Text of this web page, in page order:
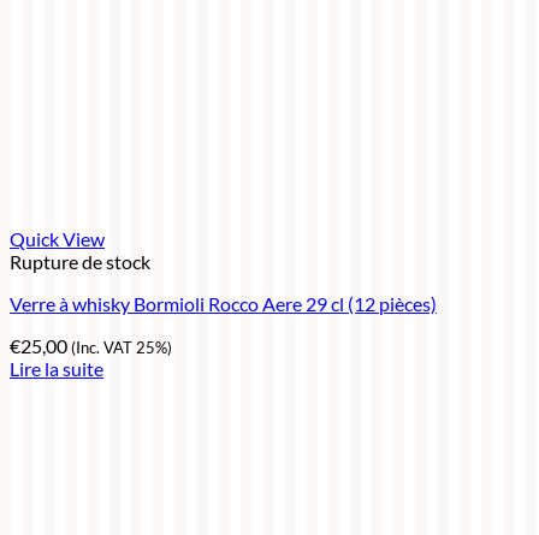
Quick View
Rupture de stock
Verre à whisky Bormioli Rocco Aere 29 cl (12 pièces)
€25,00(Inc. VAT 25%)
Lire la suite